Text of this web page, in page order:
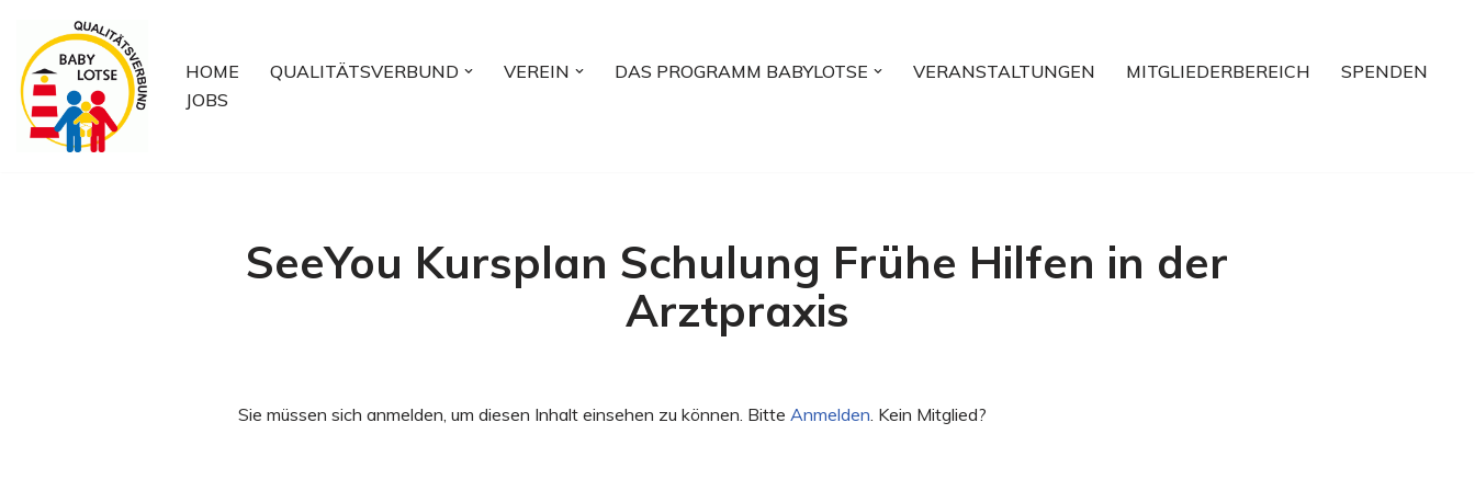
Zum
Inhalt
springen
HOME QUALITÄTSVERBUND VEREIN DAS PROGRAMM BABYLOTSE VERANSTALTUNGEN MITGLIEDERBEREICH
SPENDEN
JOBS
SeeYou Kursplan Schulung Frühe Hilfen in der
Arztpraxis
Sie müssen sich anmelden, um diesen Inhalt einsehen zu können. Bitte Anmelden . Kein Mitglied?